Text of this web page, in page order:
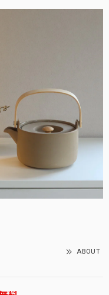
ABOUT